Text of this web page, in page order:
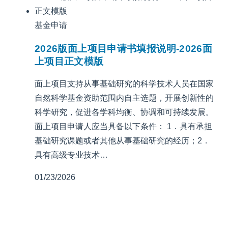
基金申请
2026版面上项目申请书填报说明-2026面
上项目正文模版
面上项目支持从事基础研究的科学技术人员在国家
自然科学基金资助范围内自主选题，开展创新性的
科学研究，促进各学科均衡、协调和可持续发展。
面上项目申请人应当具备以下条件： 1．具有承担
基础研究课题或者其他从事基础研究的经历；2．
具有高级专业技术…
01/23/2026